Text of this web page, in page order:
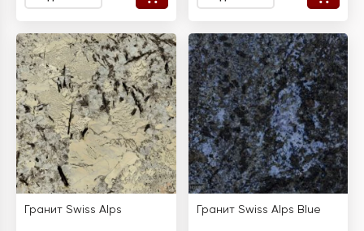
Гранит Swiss Alps Гранит Swiss Alps Blue